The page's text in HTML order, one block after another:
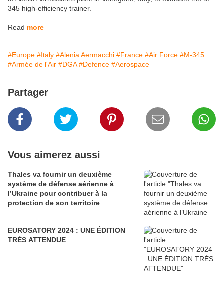
345 high-efficiency trainer.
Read more
#Europe #Italy #Alenia Aermacchi #France #Air Force #M-345
#Armée de l'Air #DGA #Defence #Aerospace
Partager
Vous aimerez aussi
Thales va fournir un deuxième
système de défense aérienne à
l’Ukraine pour contribuer à la
protection de son territoire
EUROSATORY 2024 : UNE ÉDITION
TRÈS ATTENDUE